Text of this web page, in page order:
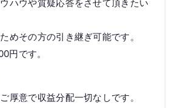
ハウや質疑応答をさせて頂きたい
めその方の引き継ぎ可能です。
円です。
意で収益分配一切なしです。